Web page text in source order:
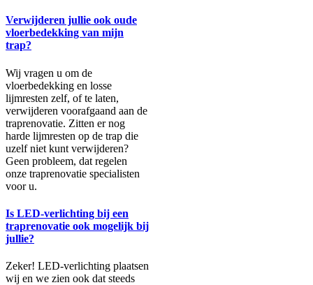
Verwijderen jullie ook oude
vloerbedekking van mijn
trap?
Wij vragen u om de
vloerbedekking en losse
lijmresten zelf, of te laten,
verwijderen voorafgaand aan de
traprenovatie. Zitten er nog
harde lijmresten op de trap die
uzelf niet kunt verwijderen?
Geen probleem, dat regelen
onze traprenovatie specialisten
voor u.
Is LED-verlichting bij een
traprenovatie ook mogelijk bij
jullie?
Zeker! LED-verlichting plaatsen
wij en we zien ook dat steeds